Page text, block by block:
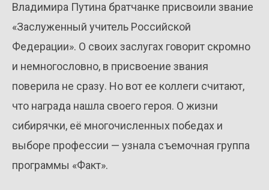
Владимира Путина братчанке присвоили звание
«Заслуженный учитель Российской
Федерации». О своих заслугах говорит скромно
и немногословно, в присвоение звания
поверила не сразу. Но вот ее коллеги считают,
что награда нашла своего героя. О жизни
сибирячки, её многочисленных победах и
выборе профессии — узнала съемочная группа
программы «Факт».